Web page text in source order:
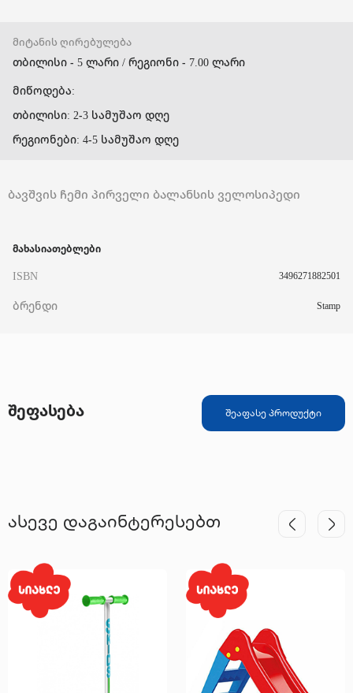
მიტანის ღირებულება
თბილისი - 5 ლარი / რეგიონი - 7.00 ლარი
მიწოდება:
თბილისი: 2-3 სამუშაო დღე
რეგიონები: 4-5 სამუშაო დღე
ბავშვის ჩემი პირველი ბალანსის ველოსიპედი
მახასიათებლები
ISBN 3496271882501
ბრენდი Stamp
შეფასება შეაფასე პროდუქტი
ასევე დაგაინტერესებთ